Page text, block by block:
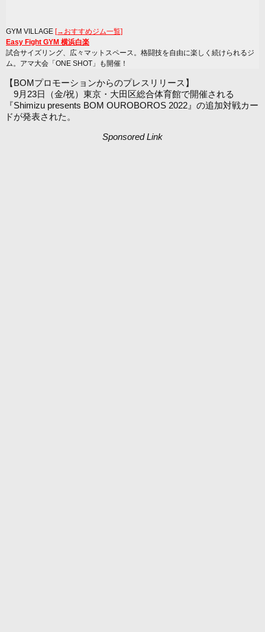
GYM VILLAGE [→おすすめジム一覧]
Easy Fight GYM 横浜白楽
試合サイズリング、広々マットスペース。格闘技を自由に楽しく続けられるジ
ム。アマ大会「ONE SHOT」も開催！
【BOMプロモーションからのプレスリリース】
9月23日（金/祝）東京・大田区総合体育館で開催される
『Shimizu presents BOM OUROBOROS 2022』の追加対戦カー
ドが発表された。
Sponsored Link